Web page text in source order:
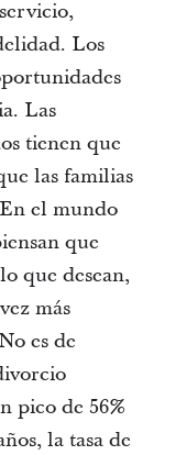
Los
Las
tienen que
las familias
el mundo
que
que desean,
más
es de
pico de 56%
la tasa de